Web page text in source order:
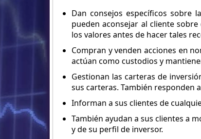
Dan consejos específicos sobre
pueden aconsejar al cliente
los valores antes de hacer tales
Compran y venden acciones en
actúan como custodios y
Gestionan las carteras de
sus carteras. También responden
Informan a sus clientes de
También ayudan a sus clientes a
y de su perfil de inversor.